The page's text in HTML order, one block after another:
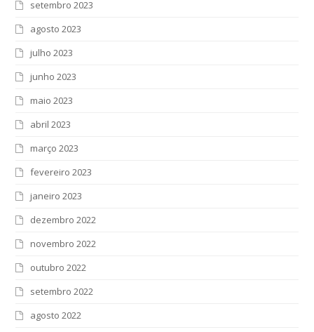
setembro 2023
agosto 2023
julho 2023
junho 2023
maio 2023
abril 2023
março 2023
fevereiro 2023
janeiro 2023
dezembro 2022
novembro 2022
outubro 2022
setembro 2022
agosto 2022